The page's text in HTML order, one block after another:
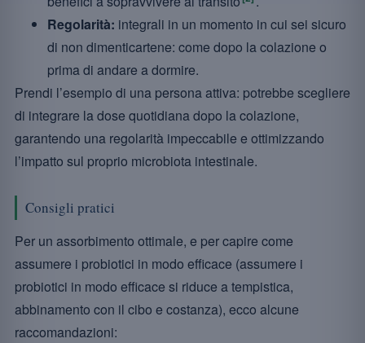
Regolarità: integrali in un momento in cui sei sicuro
di non dimenticartene: come dopo la colazione o
prima di andare a dormire.
Prendi l’esempio di una persona attiva: potrebbe scegliere
di integrare la dose quotidiana dopo la colazione,
garantendo una regolarità impeccabile e ottimizzando
l’impatto sul proprio microbiota intestinale.
Consigli pratici
Per un assorbimento ottimale, e per capire come
assumere i probiotici in modo efficace (assumere i
probiotici in modo efficace si riduce a tempistica,
abbinamento con il cibo e costanza), ecco alcune
raccomandazioni: